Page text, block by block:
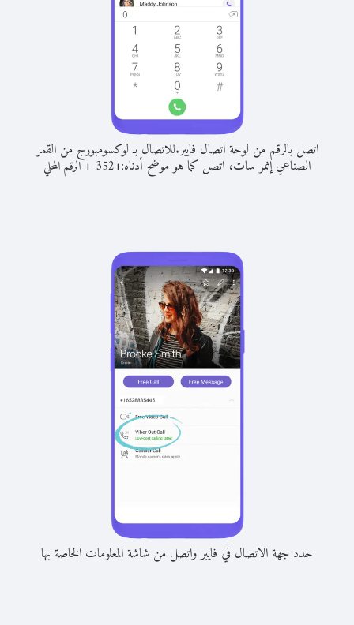
اتصل بالرقم من لوحة اتصال فايبر.للاتصال بـ لوكسومبورج من القمر
الصناعي إنمر سات، اتصل كما هو موضح أدناه:+
352
+الرقم المحلي
حدد جهة الاتصال في فايبر واتصل من شاشة المعلومات الخاصة بها